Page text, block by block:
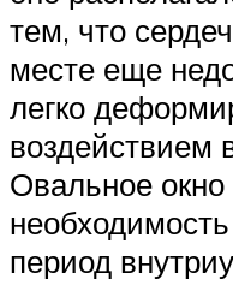
тем, что
месте еще
легко
воздействием
Овальное окно
период